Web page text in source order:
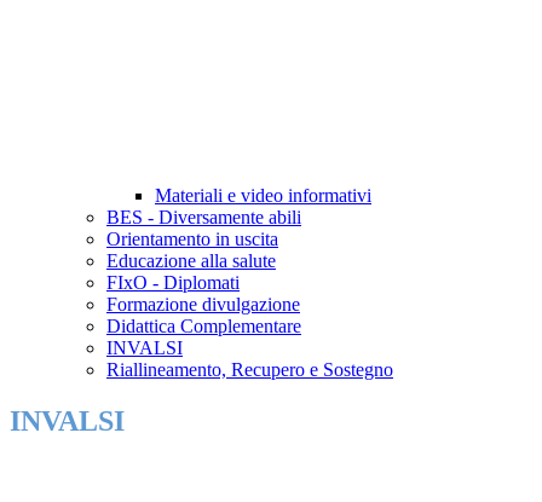
Materiali e video informativi
BES - Diversamente abili
Orientamento in uscita
Educazione alla salute
FIxO - Diplomati
Formazione divulgazione
Didattica Complementare
INVALSI
Riallineamento, Recupero e Sostegno
INVALSI